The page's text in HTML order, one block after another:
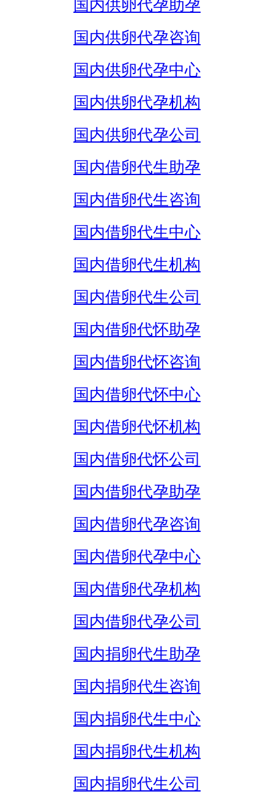
国内供卵代孕助孕
国内供卵代孕咨询
国内供卵代孕中心
国内供卵代孕机构
国内供卵代孕公司
国内借卵代生助孕
国内借卵代生咨询
国内借卵代生中心
国内借卵代生机构
国内借卵代生公司
国内借卵代怀助孕
国内借卵代怀咨询
国内借卵代怀中心
国内借卵代怀机构
国内借卵代怀公司
国内借卵代孕助孕
国内借卵代孕咨询
国内借卵代孕中心
国内借卵代孕机构
国内借卵代孕公司
国内捐卵代生助孕
国内捐卵代生咨询
国内捐卵代生中心
国内捐卵代生机构
国内捐卵代生公司